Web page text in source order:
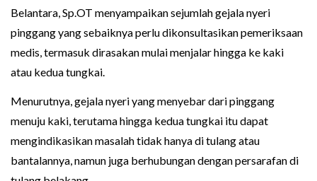
Belantara, Sp.OT menyampaikan sejumlah gejala nyeri
pinggang yang sebaiknya perlu dikonsultasikan pemeriksaan
medis, termasuk dirasakan mulai menjalar hingga ke kaki
atau kedua tungkai.
Menurutnya, gejala nyeri yang menyebar dari pinggang
menuju kaki, terutama hingga kedua tungkai itu dapat
mengindikasikan masalah tidak hanya di tulang atau
bantalannya, namun juga berhubungan dengan persarafan di